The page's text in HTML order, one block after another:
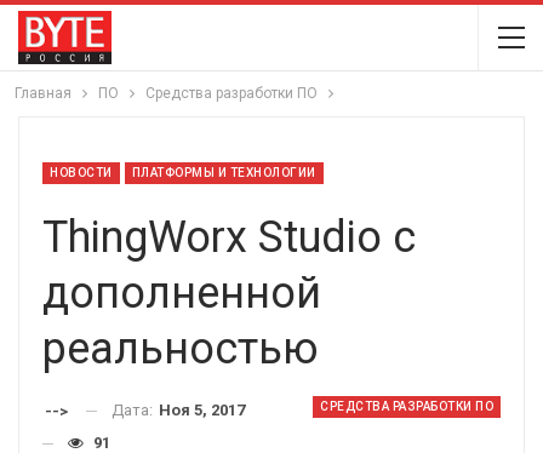
Главная ПО Средства разработки ПО
НОВОСТИ ПЛАТФОРМЫ И ТЕХНОЛОГИИ
ThingWorx Studio с
дополненной
реальностью
СРЕДСТВА РАЗРАБОТКИ ПО
--> Дата: Ноя 5, 2017
91